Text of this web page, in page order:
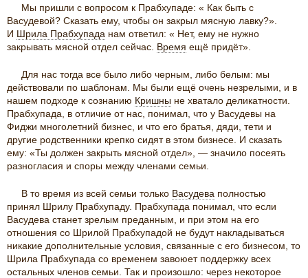
Мы пришли с вопросом к Прабхупаде: « Как быть с
Васудевой? Сказать ему, чтобы он закрыл мясную лавку?».
И Шрила Прабхупада нам ответил: « Нет, ему не нужно
закрывать мясной отдел сейчас. Время ещё придёт».
Для нас тогда все было либо черным, либо белым: мы
действовали по шаблонам. Мы были ещё очень незрелыми, и в
нашем подходе к сознанию Кришны не хватало деликатности.
Прабхупада, в отличие от нас, понимал, что у Васудевы на
Фиджи многолетний бизнес, и что его братья, дяди, тети и
другие родственники крепко сидят в этом бизнесе. И сказать
ему: «Ты должен закрыть мясной отдел», — значило посеять
разногласия и споры между членами семьи.
В то время из всей семьи только Васудева полностью
принял Шрилу Прабхупаду. Прабхупада понимал, что если
Васудева станет зрелым преданным, и при этом на его
отношения со Шрилой Прабхупадой не будут накладываться
никакие дополнительные условия, связанные с его бизнесом, то
Шрила Прабхупада со временем завоюет поддержку всех
остальных членов семьи. Так и произошло: через некоторое